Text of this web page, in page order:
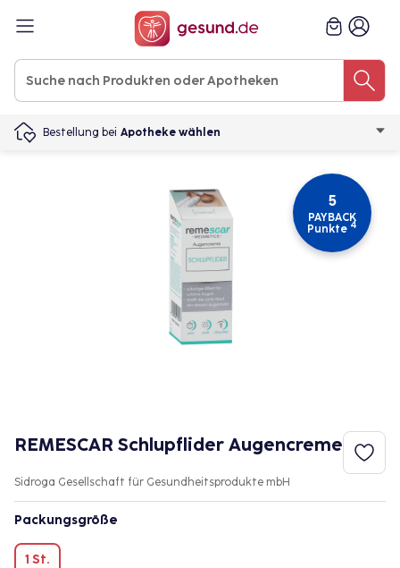
Bestellung bei Apotheke wählen
5
PAYBACK
Punkte 4
REMESCAR Schlupflider Augencreme
Sidroga Gesellschaft für Gesundheitsprodukte mbH
Packungsgröße
1 St.